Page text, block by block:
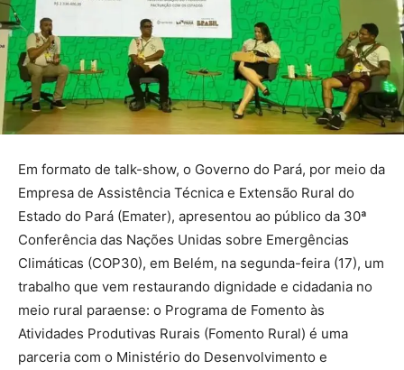
Em formato de talk-show, o Governo do Pará, por meio da
Empresa de Assistência Técnica e Extensão Rural do
Estado do Pará (Emater), apresentou ao público da 30ª
Conferência das Nações Unidas sobre Emergências
Climáticas (COP30), em Belém, na segunda-feira (17), um
trabalho que vem restaurando dignidade e cidadania no
meio rural paraense: o Programa de Fomento às
Atividades Produtivas Rurais (Fomento Rural) é uma
parceria com o Ministério do Desenvolvimento e